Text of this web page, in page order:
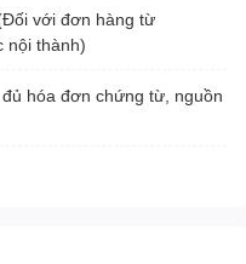
với đơn hàng từ
nội thành)
hóa đơn chứng từ, nguồn